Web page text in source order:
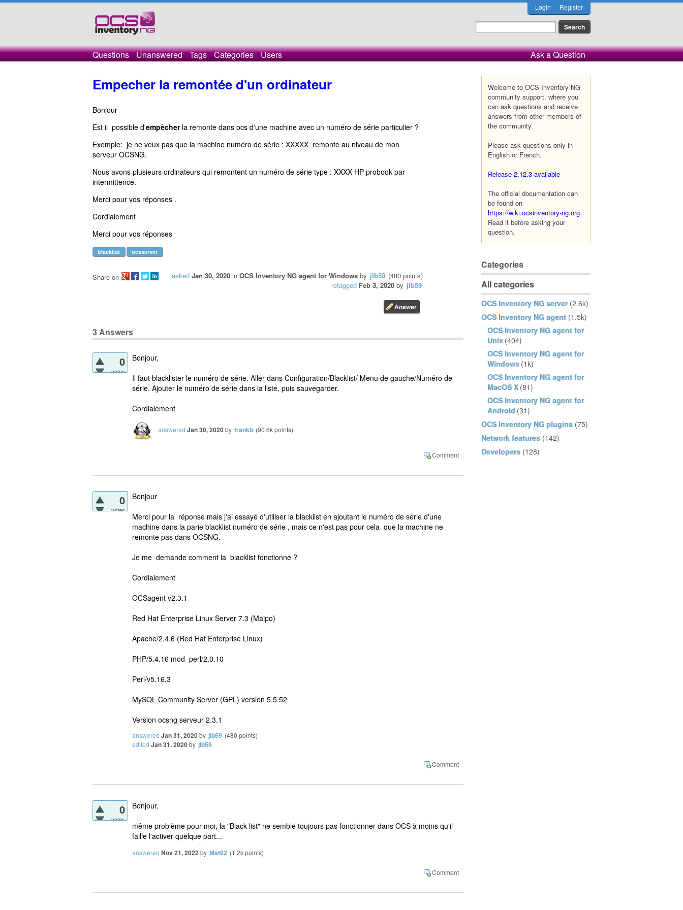
Login Register
Questions Unanswered Tags Categories Users Ask a Question
Welcome to OCS Inventory NG
community support, where you
can ask questions and receive
answers from other members of
the community.
Please ask questions only in
English or French.
Release 2.12.3 available
The official documentation can
be found on
https://wiki.ocsinventory-ng.org.
Read it before asking your
question.
Categories
All categories
OCS Inventory NG server (2.6k)
OCS Inventory NG agent (1.5k)
OCS Inventory NG agent for
Unix (404)
OCS Inventory NG agent for
Windows (1k)
OCS Inventory NG agent for
MacOS X (81)
OCS Inventory NG agent for
Android (31)
OCS Inventory NG plugins (75)
Network features (142)
Developers (128)
Empecher la remontée d'un ordinateur
Bonjour
Est il possible d'empêcherla remonte dans ocs d'une machine avec un numéro de série particulier ?
Exemple: je ne veux pas que la machine numéro de série : XXXXX remonte au niveau de mon
serveur OCSNG.
Nous avons plusieurs ordinateurs qui remontent un numéro de série type : XXXX HP probook par
intermittence.
Merci pour vos réponses .
Cordialement
Merci pour vos réponses
blacklist ocsserver
asked Jan 30, 2020 in OCS Inventory NG agent for Windows by jlb59 (480 points)
retagged Feb 3, 2020 by jlb59
Share on
3Answers
0
votes
Bonjour,
Il faut blacklister le numéro de série. Aller dans Configuration/Blacklist/ Menu de gauche/Numéro de
série. Ajouter le numéro de série dans la liste, puis sauvegarder.
Cordialement
answered Jan 30, 2020by frankb (90.6kpoints)
0
votes
Bonjour
Merci pour la réponse mais j'ai essayé d'utiliser la blacklist en ajoutant le numéro de série d'une
machine dans la parie blacklist numéro de série , mais ce n'est pas pour cela que la machine ne
remonte pas dans OCSNG.
Je me demande comment la blacklist fonctionne ?
Cordialement
OCSagent v2.3.1
Red Hat Enterprise Linux Server 7.3 (Maipo)
Apache/2.4.6 (Red Hat Enterprise Linux)
PHP/5.4.16 mod_perl/2.0.10
Perl/v5.16.3
MySQL Community Server (GPL) version 5.5.52
Version ocsng serveur 2.3.1
answered Jan 31, 2020by jlb59 (480 points)
edited Jan 31, 2020by jlb59
0
votes
Bonjour,
même problème pour moi, la "Black list" ne semble toujours pas fonctionner dans OCS à moins qu'il
faille l'activer quelque part...
answered Nov 21, 2022by Mat92 (1.2kpoints)